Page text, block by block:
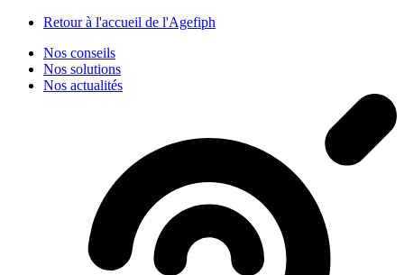
Retour à l'accueil de l'Agefiph
Nos conseils
Nos solutions
Nos actualités